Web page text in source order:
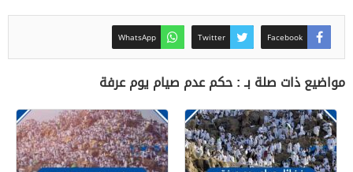
Facebook
Twitter
WhatsApp
مواضيع ذات صلة بـ : حكم عدم صيام يوم عرفة